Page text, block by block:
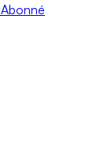
Abonné